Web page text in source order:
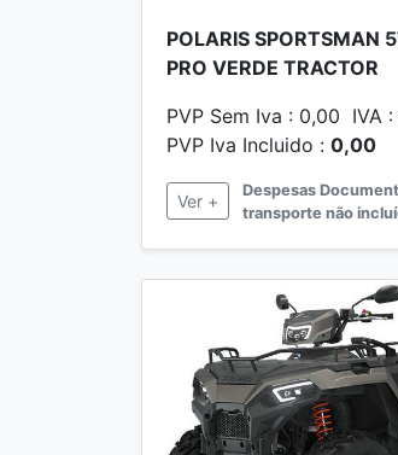
POLARIS SPORTSMAN
PRO VERDE TRACTOR
PVP Sem Iva : 0,00 IVA :
PVP Iva Incluido : 0,00
Ver +
Despesas
transporte não